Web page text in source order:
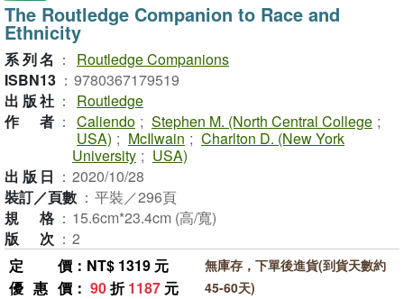
The Routledge Companion to Race and
Ethnicity
系列名 ：
Routledge Companions
ISBN13 ： 9780367179519
出版社 ：
Routledge
作者 ： Caliendo ; Stephen M. (North Central College ;
USA) ; McIlwain ; Charlton D. (New York
University ; USA)
出版日 ： 2020/10/28
裝訂／頁數 ： 平裝／296頁
規格 ： 15.6cm*23.4cm (高/寬)
版次 ： 2
定價 ：NT$ 1319 元
優惠價 ： 90折1187 元
無庫存，下單後進貨(到貨天數約
45-60天)